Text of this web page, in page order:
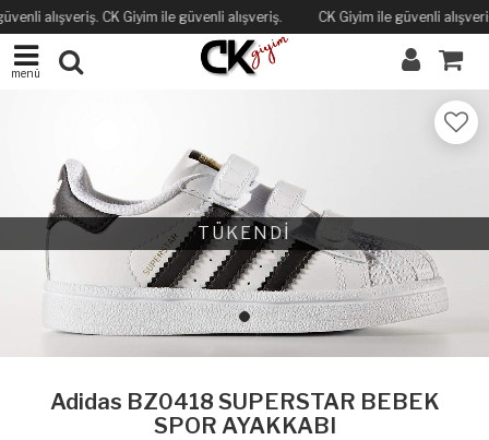
alışveriş. CK Giyim ile güvenli alışveriş. CK Giyim ile güvenli
menü
TÜKENDİ
Adidas BZ0418 SUPERSTAR BEBEK
SPOR AYAKKABI